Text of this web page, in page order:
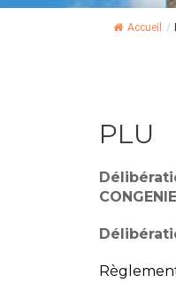
Accueil /
PLU